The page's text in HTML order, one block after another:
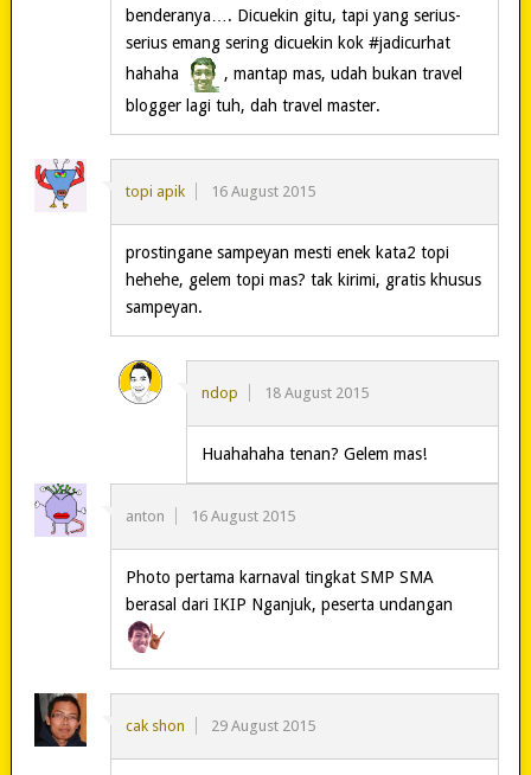
benderanya…. Dicuekin gitu, tapi yang serius-
serius emang sering dicuekin kok #jadicurhat
hahaha
, mantap mas, udah bukan travel
blogger lagi tuh, dah travel master.
topi apik 16 August 2015
prostingane sampeyan mesti enek kata2 topi
hehehe, gelem topi mas? tak kirimi, gratis khusus
sampeyan.
ndop 18 August 2015
Huahahaha tenan? Gelem mas!
anton 16 August 2015
Photo pertama karnaval tingkat SMP SMA
berasal dari IKIP Nganjuk, peserta undangan
cak shon 29 August 2015